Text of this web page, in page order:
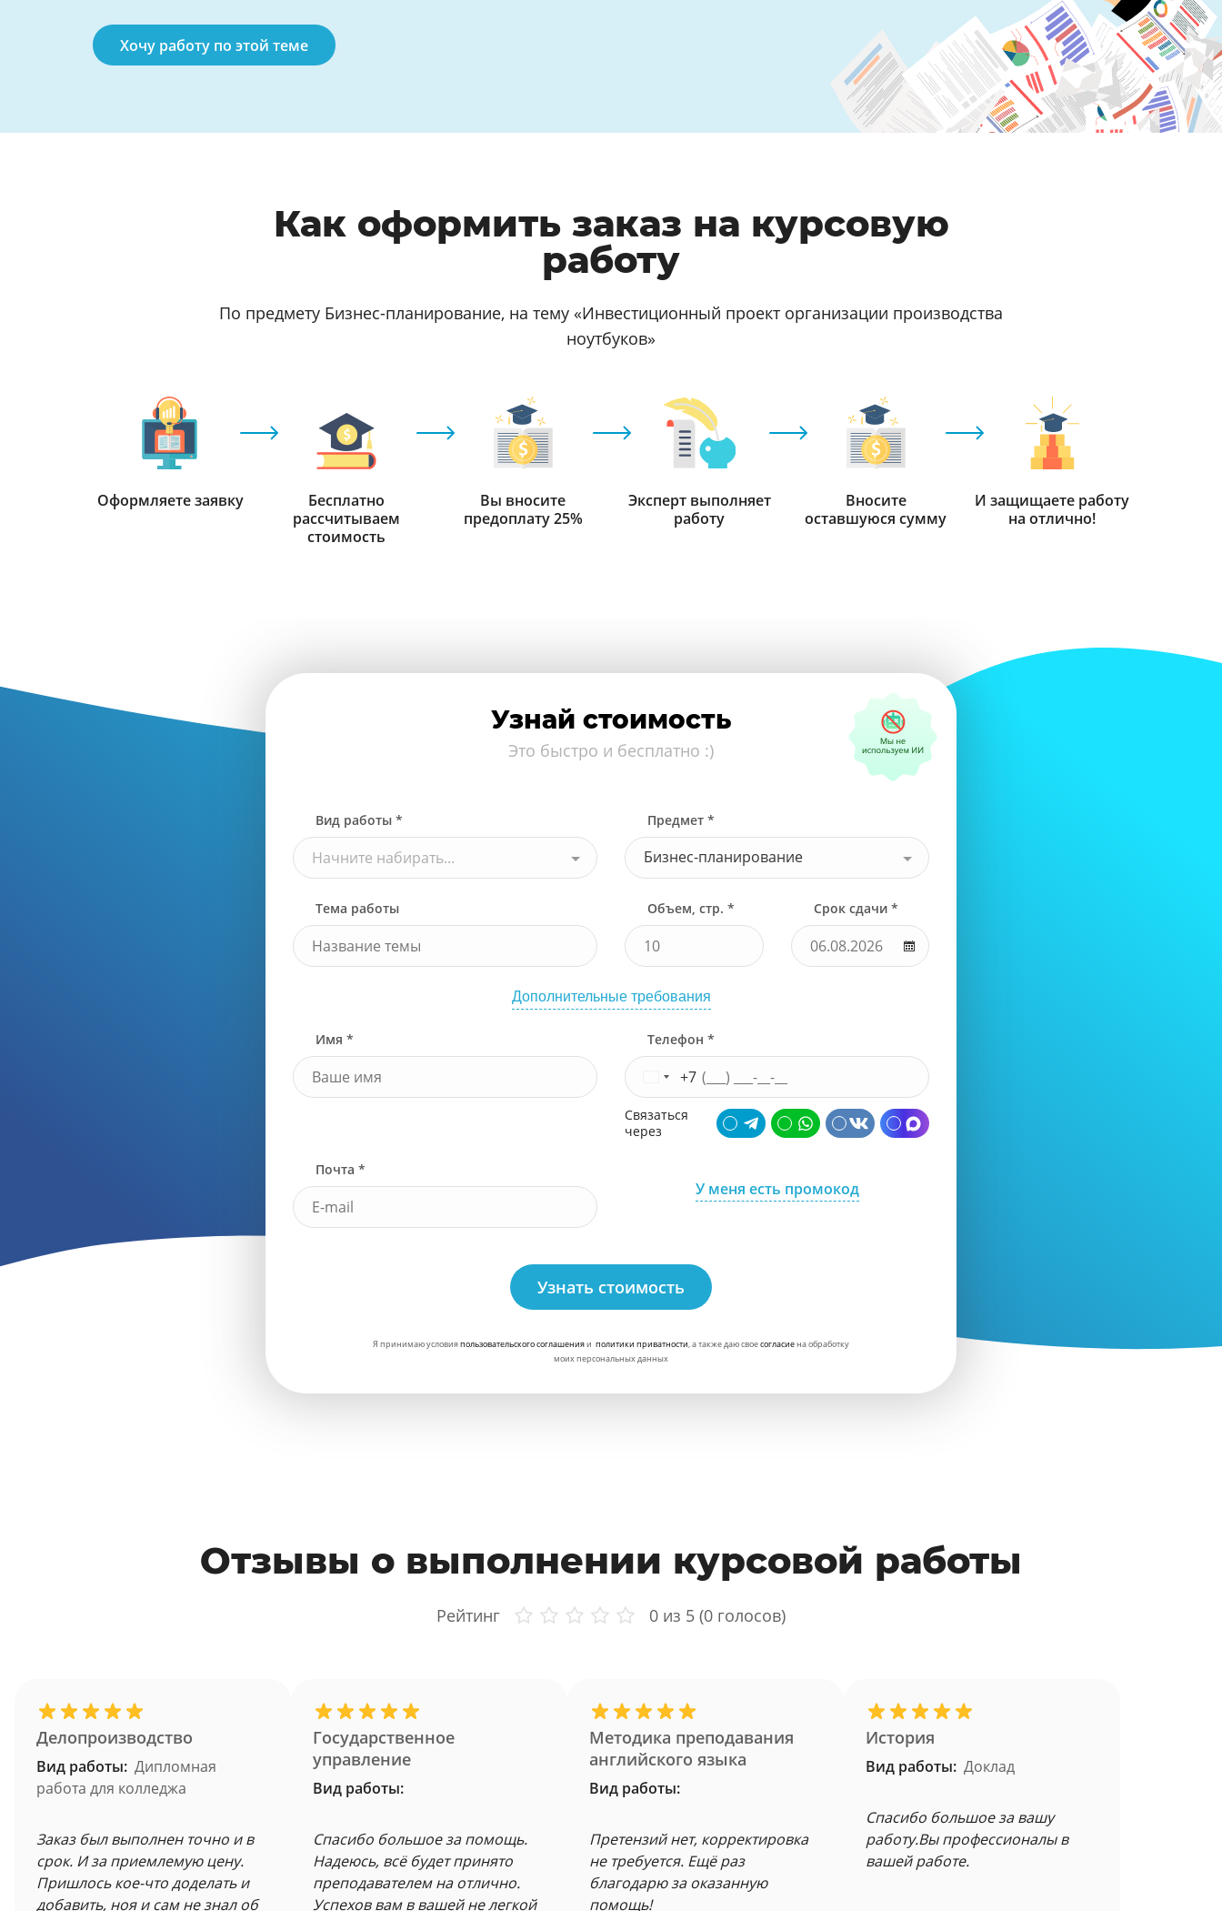
Хочу работу по этой теме
Как оформить заказ на курсовую
работу
По предмету Бизнес-планирование, на тему «Инвестиционный проект организации производства
ноутбуков»
Оформляете заявку
Бесплатно
рассчитываем
стоимость
Вы вносите
предоплату 25%
Эксперт выполняет
работу
Вносите
оставшуюся сумму
И защищаете работу
на отлично!
Узнай стоимость
Это быстро и бесплатно :)
Вид работы *
Начните набирать...
Предмет *
Бизнес-планирование
Тема работы Объем, стр. * Срок сдачи *
Дополнительные требования
Имя * Телефон *
+7
Связаться
через
Почта *
У меня есть промокод
Узнать стоимость
Я принимаю условияпользовательского соглашенияи политики приватности, а также даю своесогласиена обработку
моих персональных данных
Отзывы о выполнении курсовой работы
Рейтинг 0 из 5 (0 голосов)
Делопроизводство
Вид работы: Дипломная
работа для колледжа
Заказ был выполнен точно и в
срок. И за приемлемую цену.
Пришлось кое-что доделать и
добавить, ноя и сам не знал об
Государственное
управление
Вид работы:
Спасибо большое за помощь.
Надеюсь, всё будет принято
преподавателем на отлично.
Успехов вам в вашей не легкой
Методика преподавания
английского языка
Вид работы:
Претензий нет, корректировка
не требуется. Ещё раз
благодарю за оказанную
помощь!
История
Вид работы: Доклад
Спасибо большое за вашу
работу.Вы профессионалы в
вашей работе.